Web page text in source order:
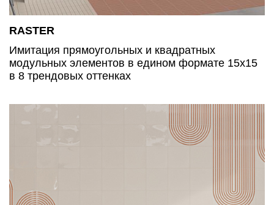
RASTER
Имитация прямоугольных и квадратных
модульных элементов в едином формате 15х15
в 8 трендовых оттенках